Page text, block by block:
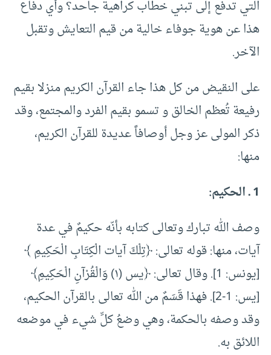
التي تدفع إلى تبني خطاب كراهية جاحد؟ وأي دفاع
هذا عن هوية جوفاء خالية من قيم التعايش وتقبل
الآخر.
على النقيض من كل هذا جاء القرآن الكريم منزلا بقيم
رفيعة تُعظم الخالق و تسمو بقيم الفرد والمجتمع، وقد
ذكر المولى عز وجل أوصافاً عديدة للقرآن الكريم،
منها:
1 ـ الحكيم:
وصف الله تبارك وتعالى كتابه بأنّه حكيمٌ في عدة
آيات، منها: قوله تعالى: ﴿تِلْكَ آيات الْكِتَابِ الْحَكِيمِ ﴾
[يونس: 1]. وقال تعالى: ﴿يس (١) وَالْقُرْآنِ الْحَكِيمِ﴾
[يس: 1-2]. فهذا قَسَمٌ من الله تعالى بالقرآن الحكيم،
وقد وصفه بالحكمة، وهي وضعُ كلِّ شيء في موضعه
اللائق به.